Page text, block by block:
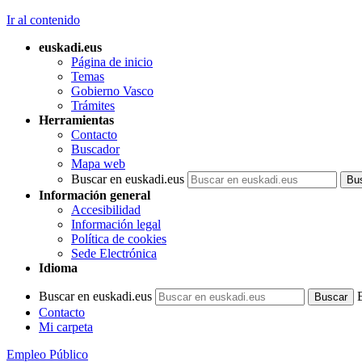
Ir al contenido
euskadi.eus
Página de inicio
Temas
Gobierno Vasco
Trámites
Herramientas
Contacto
Buscador
Mapa web
Buscar en euskadi.eus
Información general
Accesibilidad
Información legal
Política de cookies
Sede Electrónica
Idioma
Buscar en euskadi.eus
Contacto
Mi carpeta
Empleo Público